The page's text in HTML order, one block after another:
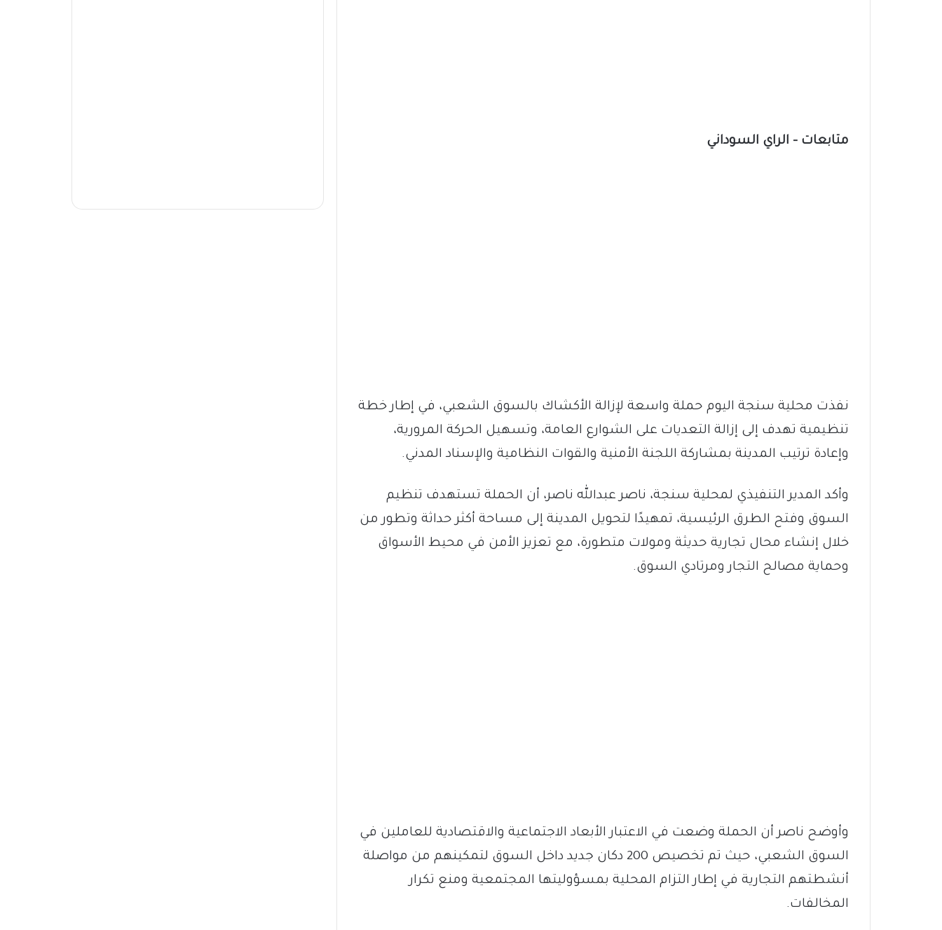
متابعات – الراي السوداني
نفذت محلية سنجة اليوم حملة واسعة لإزالة الأكشاك بالسوق الشعبي، في إطار خطة
تنظيمية تهدف إلى إزالة التعديات على الشوارع العامة، وتسهيل الحركة المرورية،
وإعادة ترتيب المدينة بمشاركة اللجنة الأمنية والقوات النظامية والإسناد المدني.
وأكد المدير التنفيذي لمحلية سنجة، ناصر عبدالله ناصر، أن الحملة تستهدف تنظيم
السوق وفتح الطرق الرئيسية، تمهيدًا لتحويل المدينة إلى مساحة أكثر حداثة وتطور من
خلال إنشاء محال تجارية حديثة ومولات متطورة، مع تعزيز الأمن في محيط الأسواق
وحماية مصالح التجار ومرتادي السوق.
وأوضح ناصر أن الحملة وضعت في الاعتبار الأبعاد الاجتماعية والاقتصادية للعاملين في
السوق الشعبي، حيث تم تخصيص 200 دكان جديد داخل السوق لتمكينهم من مواصلة
أنشطتهم التجارية في إطار التزام المحلية بمسؤوليتها المجتمعية ومنع تكرار
المخالفات.